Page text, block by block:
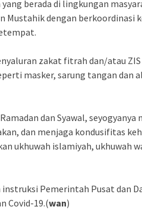
berada di lingkungan
Mustahik dengan berkoordinasi
zakat fitrah dan/atau
masker, sarung tangan dan
dan Syawal,
dan menjaga kondusifitas
ukhuwah islamiyah, ukhuwah
Pemerintah Pusat dan
Covid-19.(wan)